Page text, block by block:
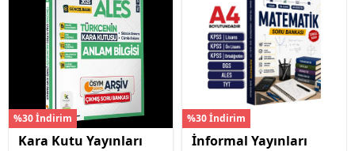
%30 İndirim
Kara Kutu Yayınları
%30 İndirim
İnformal Yayınları